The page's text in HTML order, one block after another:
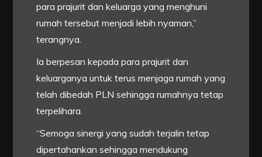
para prajurit dan keluarga yang menghuni
rumah tersebut menjadi lebih nyaman,”
terangnya.
Ia berpesan kepada para prajurit dan
keluarganya untuk terus menjaga rumah yang
telah dibedah PLN sehingga rumahnya tetap
terpelihara.
“Semoga sinergi yang sudah terjalin tetap
dipertahankan sehingga mendukung